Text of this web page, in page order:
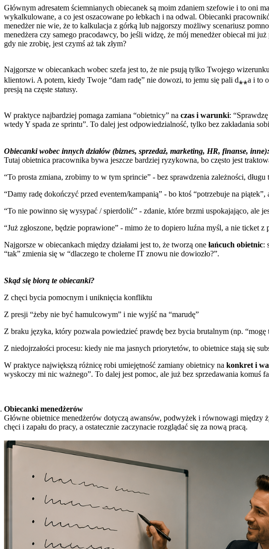
Głównym adresatem ściemnianych obiecanek są moim zdaniem szefowie i to oni
wykalkulowane, a co jest oszacowane po łebkach i na odwal. Obiecanki
menedżer nie wie, że to kalkulacja z górką lub najgorszy możliwy scenariusz
menedżera czy samego pracodawcy, bo jeśli widzę, że mój menedżer obiecał mi
gdy nie zrobię, jest czymś aż tak złym?
Najgorsze w obiecankach wobec szefa jest to, że nie psują tylko Twojego
klientowi. A potem, kiedy Twoje “dam radę” nie dowozi, to jemu się pali d⁎⁎a i to
presją na częste statusy.
W praktyce najbardziej pomaga zamiana “obietnicy” na czas i warunki:
wtedy Y spada ze sprintu”. To dalej jest odpowiedzialność, tylko bez zakładania
Obiecanki wobec innych działów (biznes, sprzedaż, marketing, HR, finanse, inne):
Tutaj obietnica pracownika bywa jeszcze bardziej ryzykowna, bo często jest
“To prosta zmiana, zrobimy to w tym sprincie” - bez sprawdzenia zależności,
“Damy radę dokończyć przed eventem/kampanią” - bo ktoś “potrzebuje na
“To nie powinno się wysypać / spierdolić” - zdanie, które brzmi uspokajająco, ale
“Już zgłoszone, będzie poprawione” - mimo że to dopiero luźna myśl, a nie ticket
Najgorsze w obiecankach między działami jest to, że tworzą one łańcuch obietnic:
“tak” zmienia się w “dlaczego te cholerne IT znowu nie dowiozło?”.
Skąd się biorą te obiecanki?
Z chęci bycia pomocnym i uniknięcia konfliktu
Z presji “żeby nie być hamulcowym” i nie wyjść na “marudę”
Z braku języka, który pozwala powiedzieć prawdę bez bycia brutalnym (np. “mogę
Z niedojrzałości procesu: kiedy nie ma jasnych priorytetów, to obietnice stają się
W praktyce największą różnicę robi umiejętność zamiany obietnicy na konkret i
wyskoczy mi nic ważnego”. To dalej jest pomoc, ale już bez sprzedawania komuś
Obiecanki menedżerów
Główne obietnice menedżerów dotyczą awansów, podwyżek i równowagi
chęci i zapału do pracy, a ostatecznie zaczynacie rozglądać się za nową pracą.